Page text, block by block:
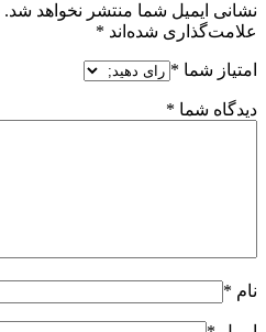
نشانی ایمیل شما منتشر نخواهد شد.
علامت‌گذاری شده‌اند *
امتیاز شما *
دیدگاه شما *
نام *